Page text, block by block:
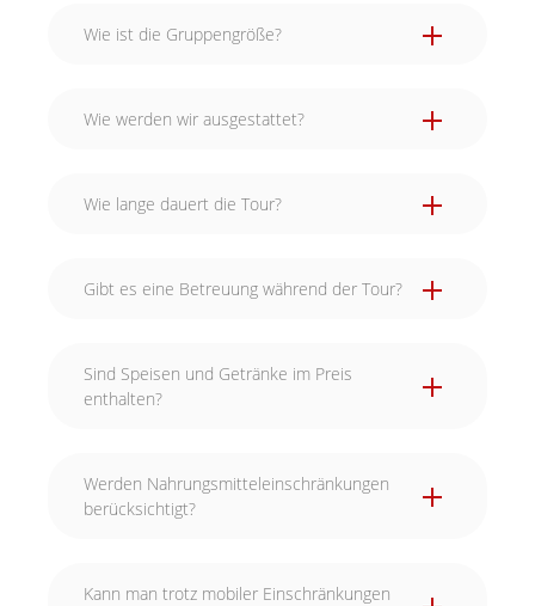
Wie ist die Gruppengröße?
Wie werden wir ausgestattet?
Wie lange dauert die Tour?
Gibt es eine Betreuung während der Tour?
Sind Speisen und Getränke im Preis
enthalten?
Werden Nahrungsmitteleinschränkungen
berücksichtigt?
Kann man trotz mobiler Einschränkungen